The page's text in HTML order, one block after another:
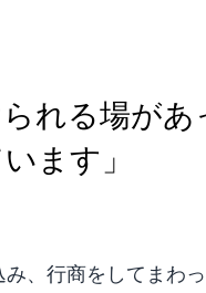
れる場があ
ます」
、行商をしてまわ